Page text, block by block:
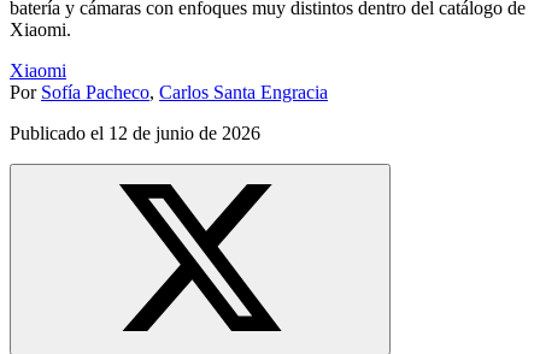
batería y cámaras con enfoques muy distintos dentro del catálogo de
Xiaomi.
Xiaomi
Por Sofía Pacheco, Carlos Santa Engracia
Publicado el 12 de junio de 2026